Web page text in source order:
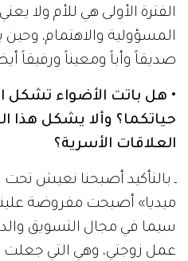
الفترة الأولى هي للأم ولا
المسؤولية والاهتمام، وحين
صديقاً وأباً ومعيناً ورفيقاً
• هل باتت الأضواء تشكل
حياتكما؟ وألا يشكل هذا
العلاقات الأسرية؟
ـ بالتأكيد أصبحنا نعيش
ميديا» أصبحت مفروضة
سيما في مجال التسويق
عمل زوجتي، وهي التي